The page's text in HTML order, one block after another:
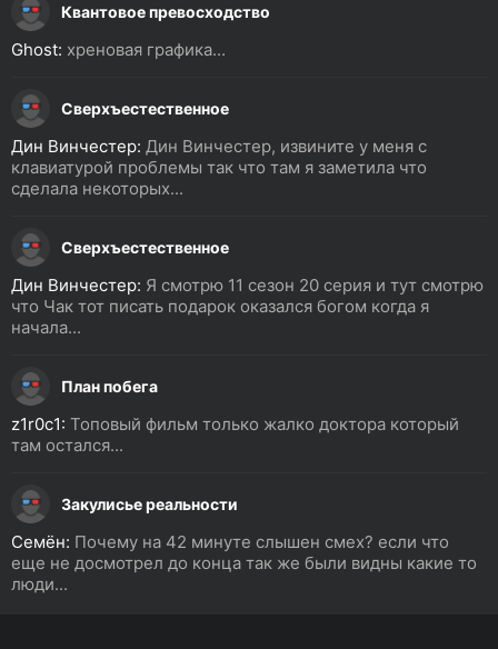
Квантовое превосходство
Ghost: хреновая графика...
Сверхъестественное
Дин Винчестер: Дин Винчестер, извините у меня с
клавиатурой проблемы так что там я заметила что
сделала некоторых...
Сверхъестественное
Дин Винчестер: Я смотрю 11 сезон 20 серия и тут смотрю
что Чак тот писать подарок оказался богом когда я
начала...
План побега
z1r0c1: Топовый фильм только жалко доктора который
там остался...
Закулисье реальности
Семён: Почему на 42 минуте слышен смех? если что
еще не досмотрел до конца так же были видны какие то
люди...